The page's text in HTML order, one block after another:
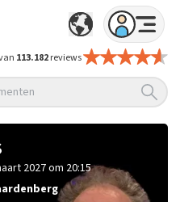
113.182reviews
2027 om 20:15